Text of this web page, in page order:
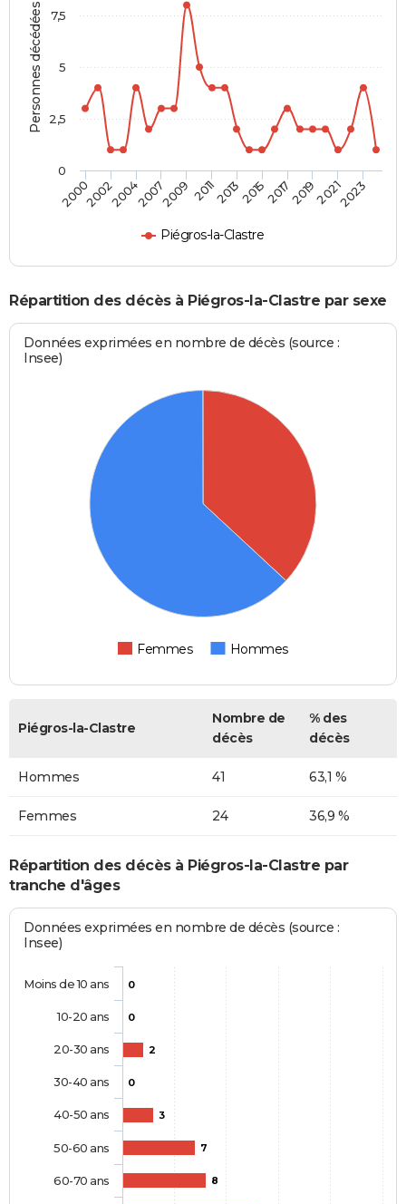
Personnes décédées
Piégros-la-Clastre
20002002200420072009 2011201320152017201920212023
0
2,5
5
7,5
Répartition des décès à Piégros-la-Clastre par sexe
Données exprimées en nombre de décès (source :
Insee)
Femmes Hommes
Piégros-la-Clastre
Nombre de
décès
% des
décès
Hommes 41 63,1 %
Femmes 24 36,9 %
Répartition des décès à Piégros-la-Clastre par
tranche d'âges
Données exprimées en nombre de décès (source :
Insee)
0
0
2
0
3
7
8
Moins de 10 ans
10-20 ans
20-30 ans
30-40 ans
40-50 ans
50-60 ans
60-70 ans